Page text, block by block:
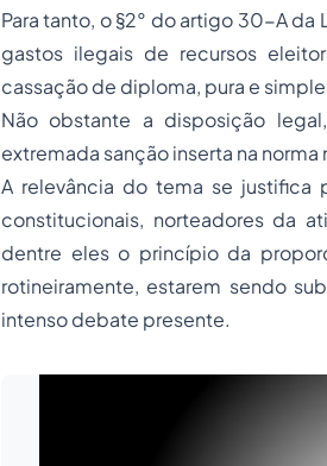
Para tanto, o §2° do artigo 30-A
gastos ilegais de recursos
cassação de diploma, pura e
Não obstante a disposição
extremada sanção inserta na
A relevância do tema se
constitucionais, norteadores da
dentre eles o princípio da
rotineiramente, estarem sendo
intenso debate presente.